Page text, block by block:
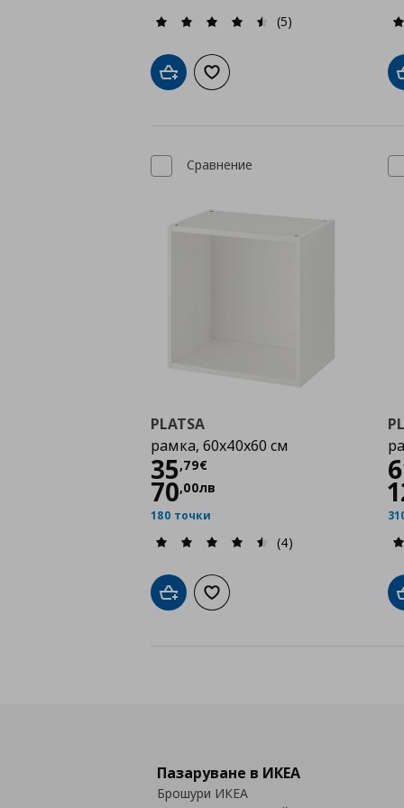
(5)
Добави в кошницата
Добави към списъка с любими
Сравнение
PLATSA
рамка, 60x40x60 см
35,79€
Цена
70,00лв
180 точки
(4)
Добави в кошницата
Добави към списъка с любими
Пазаруване в ИКЕА
Брошури ИКЕА